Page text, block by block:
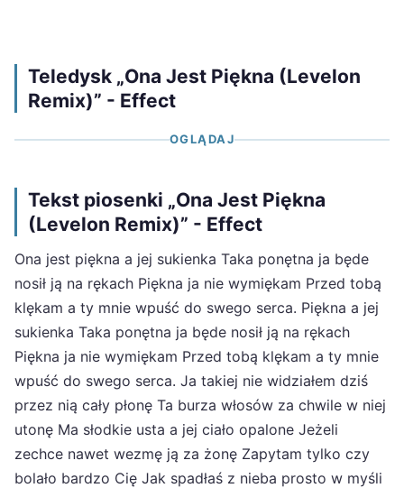
Teledysk „Ona Jest Piękna (Levelon
Remix)” - Effect
OGLĄDAJ
Tekst piosenki „Ona Jest Piękna
(Levelon Remix)” - Effect
Ona jest piękna a jej sukienka Taka ponętna ja będe
nosił ją na rękach Piękna ja nie wymiękam Przed tobą
klękam a ty mnie wpuść do swego serca. Piękna a jej
sukienka Taka ponętna ja będe nosił ją na rękach
Piękna ja nie wymiękam Przed tobą klękam a ty mnie
wpuść do swego serca. Ja takiej nie widziałem dziś
przez nią cały płonę Ta burza włosów za chwile w niej
utonę Ma słodkie usta a jej ciało opalone Jeżeli
zechce nawet wezmę ją za żonę Zapytam tylko czy
bolało bardzo Cię Jak spadłaś z nieba prosto w myśli